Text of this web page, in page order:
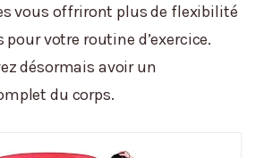
vous offriront plus de flexibilité
pour votre routine d’exercice.
désormais avoir un
du corps.